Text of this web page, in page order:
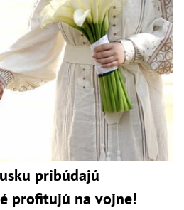
pribúdajú
profitujú na vojne!